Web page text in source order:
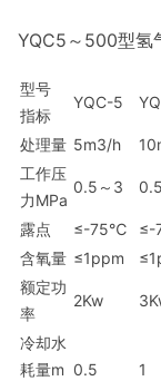
YQC5～500型氢
型号
指标
YQC-5
处理量 5m3/h
工作压
力MPa
0.5～3
露点 ≤-75℃
含氧量 ≤1ppm
额定功
率
2Kw
冷却水
耗量m 0.5 1